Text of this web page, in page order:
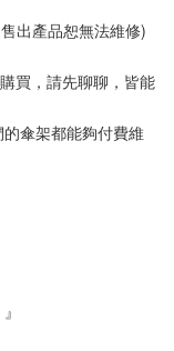
出產品恕無法維修)
買，請先聊聊，皆能
傘架都能夠付費維